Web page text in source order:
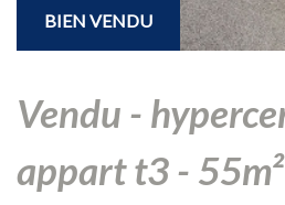
BIEN VENDU
vendu - hypercentre tarbes
appart t3 - 55m²